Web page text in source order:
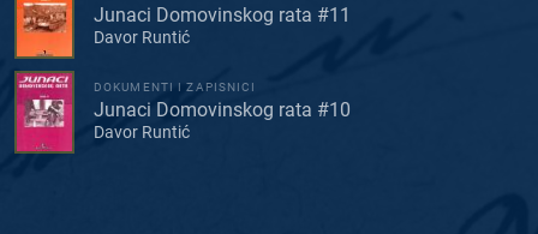
Junaci Domovinskog rata #11
Davor Runtić
DOKUMENTI I ZAPISNICI
Junaci Domovinskog rata #10
Davor Runtić